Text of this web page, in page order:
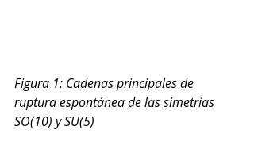
Figura 1: Cadenas principales de
ruptura espontánea de las simetrías
SO(10) y SU(5)